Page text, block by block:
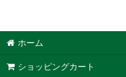
ホーム
ショッピングカート